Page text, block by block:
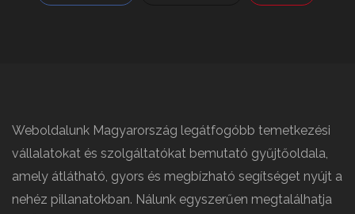
Weboldalunk Magyarország legátfogóbb temetkezési
vállalatokat és szolgáltatókat bemutató gyűjtőoldala,
amely átlátható, gyors és megbízható segítséget nyújt a
nehéz pillanatokban. Nálunk egyszerűen megtalálhatja